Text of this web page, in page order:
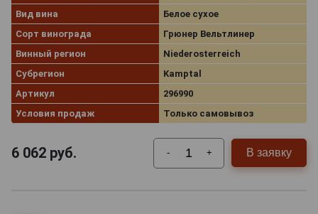
Вид вина
Белое сухое
Сорт винограда
Грюнер Вельтлинер
Винный регион
Niederosterreich
Субрегион
Kamptal
Артикул
296990
Условия продаж
Только самовывоз
6 062 руб. - + В заявку